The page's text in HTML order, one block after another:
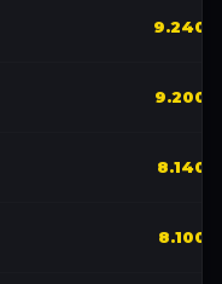
9.240
9.200
8.140
8.100